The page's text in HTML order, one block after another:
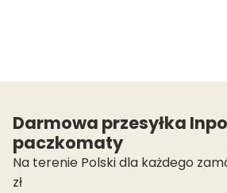
Darmowa przesyłka
paczkomaty
Na terenie Polski dla każdego
zł